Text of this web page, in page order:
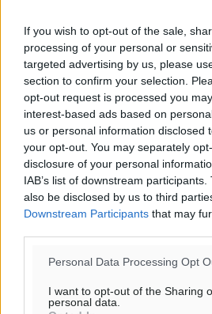
If you wish to opt-out of the sale,
processing of your personal or
targeted advertising by us, please
section to confirm your selection.
opt-out request is processed you
interest-based ads based on
us or personal information disclosed
your opt-out. You may separately
disclosure of your personal
IAB’s list of downstream
also be disclosed by us to third
Downstream Participants that may
Personal Data Processing Opt
I want to opt-out of the Sharing
personal data.
και στο κεφάλι του σε
Βίσση
Τοπικές Ειδήσεις• πριν 4 ώρες
Στο Επιμελητήριο
της Βραζιλίας Laudemar Aguiar
Τοπικές Ειδήσεις• πριν 4 ώρες
To δημογραφικό πρόβλημα στα
συνάντηση του Φώτη Μάγγου με
ΠΑΟΚ Ρόδου: Επιστροφή